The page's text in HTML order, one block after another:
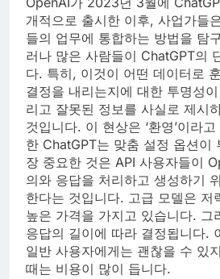
개적으로 출시한 이후, 사업가들
들의 업무에 통합하는 방법을 탐
러나 많은 사람들이 ChatGPT의
다. 특히, 이것이 어떤 데이터로
결정을 내리는지에 대한 투명성
리고 잘못된 정보를 사실로 제시
것입니다. 이 현상은 ‘환영’이라
한 ChatGPT는 맞춤 설정 옵션이
장 중요한 것은 API 사용자들이
의와 응답을 처리하고 생성하기
한다는 것입니다. 고급 모델은 저
높은 가격을 가지고 있습니다. 그
응답의 길이에 따라 결정됩니다.
일반 사용자에게는 괜찮을 수 있
때는 비용이 많이 듭니다.